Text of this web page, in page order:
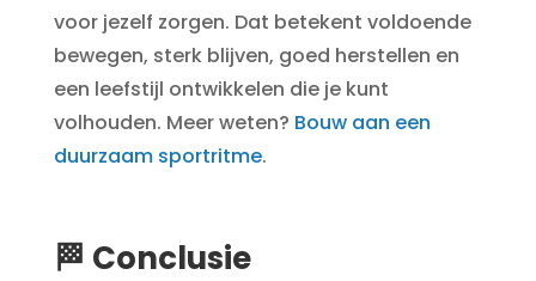
voor jezelf zorgen. Dat betekent voldoende
bewegen, sterk blijven, goed herstellen en
een leefstijl ontwikkelen die je kunt
volhouden. Meer weten? Bouw aan een
duurzaam sportritme.
🏁 Conclusie